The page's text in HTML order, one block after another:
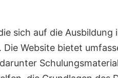
sich auf die Ausbildung
Website bietet